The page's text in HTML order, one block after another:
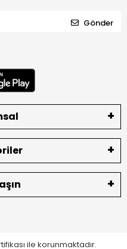
Gönder
ile korunmaktadır.